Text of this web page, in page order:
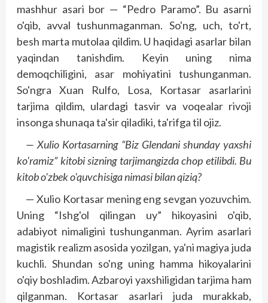
mashhur asari bor — “Pedro Paramo”. Bu asarni
o'qib, avval tushunmaganman. So'ng, uch, to'rt,
besh marta mutolaa qildim. U haqidagi asarlar bilan
yaqindan tanishdim. Keyin uning nima
demoqchiligini, asar mohiyatini tushunganman.
So'ngra Xuan Rulfo, Losa, Kortasar asarlarini
tarjima qildim, ulardagi tas­vir va voqealar rivoji
insonga shunaqa ta'sir qiladiki, ta'rifga til ojiz.
— Xulio Kortasarning “Biz Glendani shunday yaxshi
ko'ramiz” kitobi sizning tarjimangizda chop etilibdi. Bu
kitob o'zbek o'quvchisiga nimasi bilan qiziq?
— Xulio Kortasar mening eng sevgan yozuvchim.
Uning “Ishg'ol qilingan uy” hi­koyasini o'qib,
adabiyot nimaligini tushunganman. Ayrim asarlari
magistik realizm asosida yozilgan, ya'ni magiya juda
kuchli. Shundan so'ng uning hamma hikoyalarini
o'qiy bosh­ladim. Azbaroyi yaxshiligidan tarjima ham
qilganman. Kortasar asarlari juda murakkab,